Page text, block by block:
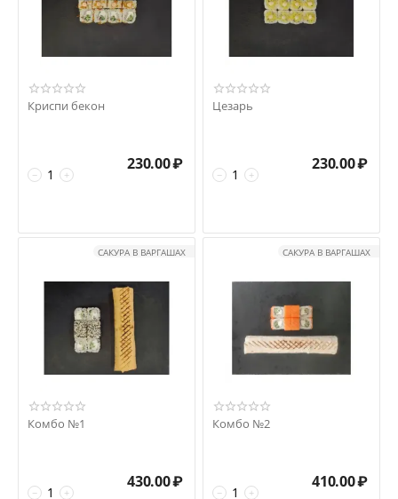
Криспи бекон
+
−
230.00₽
Цезарь
+
−
230.00₽
САКУРА В ВАРГАШАХ
Комбо №1
+
−
430.00₽
САКУРА В ВАРГАШАХ
Комбо №2
+
−
410.00₽